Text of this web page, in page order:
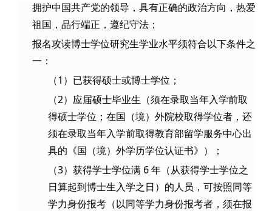
拥护中国共产党的领导，具有正确的政治方向，热爱
祖国，品行端正，遵纪守法；
报名攻读博士学位研究生学业水平须符合以下条件之
一：
（1）已获得硕士或博士学位；
（2）应届硕士毕业生（须在录取当年入学前取
得硕士学位；在国（境）外院校取得学位者，还
须在录取当年入学前取得教育部留学服务中心出
具的《国（境）外学历学位认证书》）；
（3）获得学士学位满 6 年（从获得学士学位之
日算起到博士生入学之日）的人员，可按照同等
学力身份报考（以同等学力身份报考者，须在报